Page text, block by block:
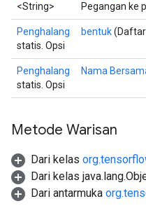
<String>
Pegangan ke
Penghalang
statis. Opsi
bentuk
Penghalang
statis. Opsi
Nama
Metode Warisan
Dari kelas
Dari kelas
Dari antarmuka